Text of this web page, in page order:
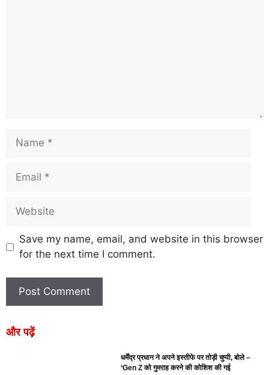
Save my name, email, and website in this browser
for the next time I comment.
और पढ़ें
धर्मेंद्र प्रधान ने अपने इस्तीफे पर तोड़ी चुप्पी, बोले –
‘Gen Z को गुमराह करने की कोशिश की गई